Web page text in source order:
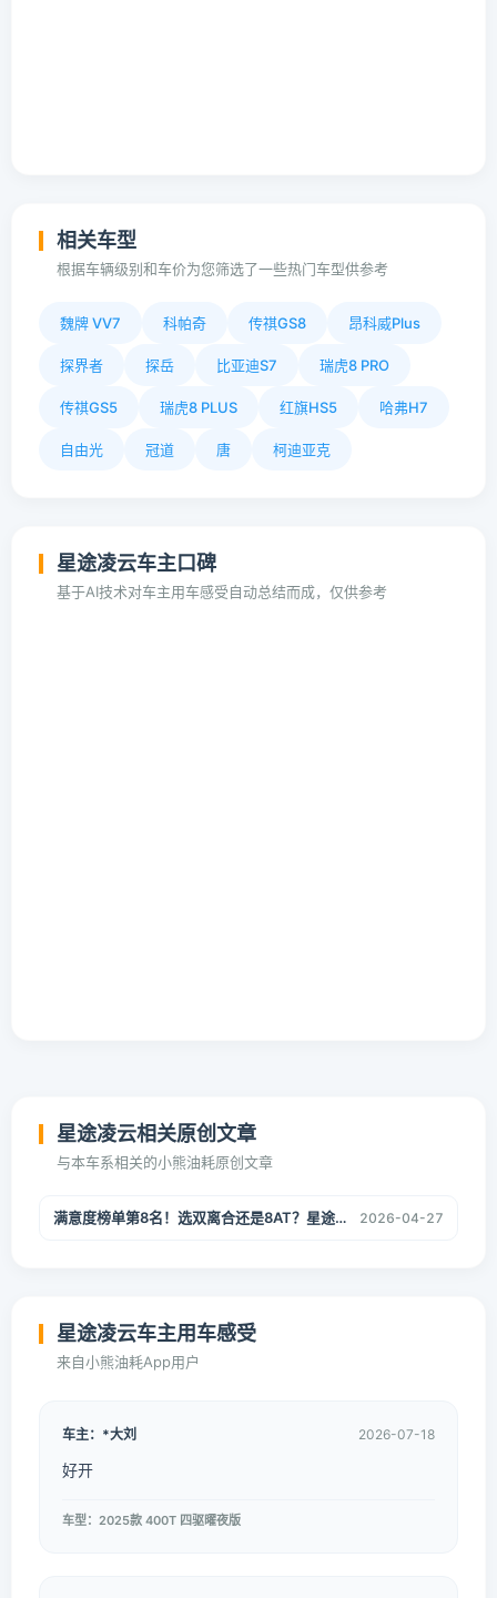
相关车型
根据车辆级别和车价为您筛选了一些热门车型供参考
魏牌 VV7 科帕奇 传祺GS8 昂科威Plus
探界者 探岳 比亚迪S7 瑞虎8 PRO
传祺GS5 瑞虎8 PLUS 红旗HS5 哈弗H7
自由光 冠道 唐 柯迪亚克
星途凌云车主口碑
基于AI技术对车主用车感受自动总结而成，仅供参考
星途凌云相关原创文章
与本车系相关的小熊油耗原创文章
满意度榜单第8名！选双离合还是8AT？星途凌云车主口碑深度拆解 2026-04-27
星途凌云车主用车感受
来自小熊油耗App用户
车主：*大刘 2026-07-18
好开
车型：2025款 400T 四驱曜夜版